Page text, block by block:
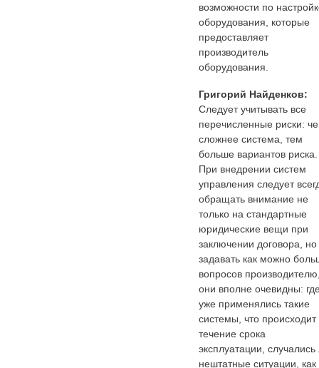
возможности по
оборудования, которые
предоставляет
производитель
оборудования.
Григорий Найденков:
Следует учитывать все
перечисленные риски:
сложнее система, тем
больше вариантов риска.
При внедрении систем
управления следует
обращать внимание не
только на стандартные
юридические вещи при
заключении договора, но
задавать как можно
вопросов
они вполне очевидны:
уже применялись такие
системы, что происходит
течение срока
эксплуатации, случались
нештатные ситуации, как